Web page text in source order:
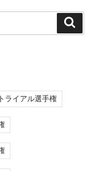
ライアル選手権